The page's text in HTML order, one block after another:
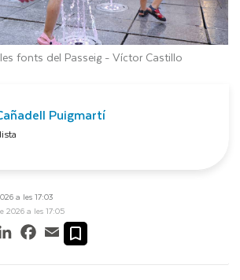
fonts del Passeig -Víctor Castillo
Puigmartí
a les 17:03
a les 17:05
LinkedInFacebook
Email